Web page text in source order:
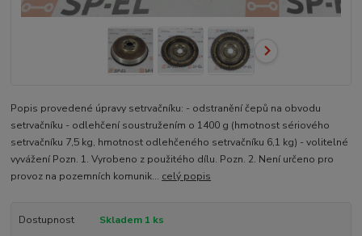
Popis provedené úpravy setrvačníku: - odstranění čepů na obvodu
setrvačníku - odlehčení soustružením o 1400 g (hmotnost sériového
setrvačníku 7,5 kg, hmotnost odlehčeného setrvačníku 6,1 kg) - volitelné
vyvážení Pozn. 1. Vyrobeno z použitého dílu. Pozn. 2. Není určeno pro
provoz na pozemních komunik... celý popis
Dostupnost
Skladem 1 ks